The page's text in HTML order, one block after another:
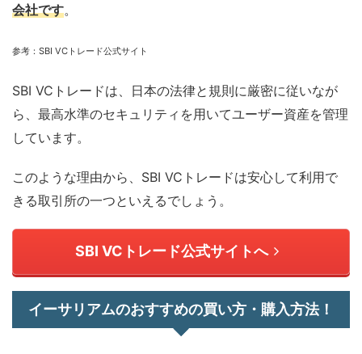
会社です。
参考： SBI VC トレード公式サイト
SBI VCトレードは、日本の法律と規則に厳密に従いなが
ら、最高水準のセキュリティを用いてユーザー資産を管理
しています。
このような理由から、SBI VCトレードは安心して利用で
きる取引所の一つといえるでしょう。
SBI VCトレード公式サイトへ
イーサリアムのおすすめの買い方・購入方法！